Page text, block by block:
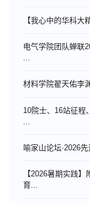
【我心中的华科
电气学院团队蝉联
材料学院翟天佑李
10院士、16站征程
喻家山论坛·2026
【2026暑期实践
育...